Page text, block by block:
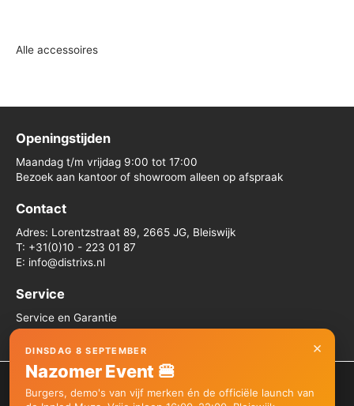
Alle accessoires
Openingstijden
Maandag t/m vrijdag 9:00 tot 17:00
Bezoek aan kantoor of showroom alleen op afspraak
Contact
Adres: Lorentzstraat 89, 2665 JG, Bleiswijk
T: +31(0)10 - 223 01 87
E: info@distrixs.nl
Service
Service en Garantie
Algemene voorwaarden
We gebruiken cookies om je de beste ervaring op onze site te
bieden.
×
DINSDAG 8 SEPTEMBER
Nazomer Event 🍔
Burgers, demo's van vijf merken én de officiële launch van